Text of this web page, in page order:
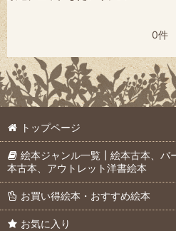
0件
トップページ
絵本ジャンル一覧┃絵本古本、バ
本古本、アウトレット洋書絵本
お買い得絵本・おすすめ絵本
お気に入り